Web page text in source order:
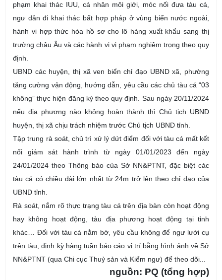
phạm khai thác IUU, cá nhân môi giới, móc nối đưa tàu cá,
ngư dân đi khai thác bất hợp pháp ở vùng biển nước ngoài,
hành vi hợp thức hóa hồ sơ cho lô hàng xuất khẩu sang thị
trường châu Âu và các hành vi vi phạm nghiêm trọng theo quy
định.
UBND các huyện, thị xã ven biển chỉ đạo UBND xã, phường
tăng cường vận động, hướng dẫn, yêu cầu các chủ tàu cá “03
không” thực hiện đăng ký theo quy định. Sau ngày 20/11/2024
nếu địa phương nào không hoàn thành thì Chủ tịch UBND
huyện, thị xã chịu trách nhiệm trước Chủ tịch UBND tỉnh.
Tập trung rà soát, chủ trì xử lý dứt điểm đối với tàu cá mất kết
nối giám sát hành trình từ ngày 01/01/2023 đến ngày
24/01/2024 theo Thông báo của Sở NN&PTNT, đặc biệt các
tàu cá có chiều dài lớn nhất từ 24m trở lên theo chỉ đạocủa
UBND tỉnh
Rà soát, nắm rõ thực trạng tàu cá trên địa bàn còn hoạt động
hay không hoạt động, tàu địa phương hoạt động tại tỉnh
khác… Đối với tàu cá nằm bờ, yêu cầu không để ngư lưới cụ
trên tàu, định kỳ hàng tuần báo cáo vị trí bằng hình ảnh về Sở
NN&PTNT (qua Chi cục Thuỷ sản và Kiểm ngư) để theo dõi...
nguồn: PQ (tổng hợp)